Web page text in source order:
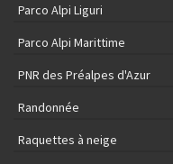
Parco Alpi Liguri
Parco Alpi Marittime
PNR des Préalpes d'Azur
Randonnée
Raquettes à neige